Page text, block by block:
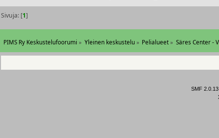
Sivuja: [1]
PIMS Ry Keskustelufoorumi » Yleinen keskustelu» Pelialueet » Säres Center -
SMF 2.0.13